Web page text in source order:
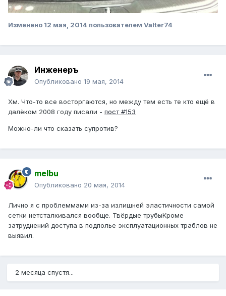
Изменено 12 мая, 2014 пользователем Valter74
Инженеръ
Опубликовано 19 мая, 2014
Хм. Что-то все восторгаются, но между тем есть те кто ещё в
далёком 2008 году писали - пост #153
Можно-ли что сказать супротив?
melbu
Опубликовано 20 мая, 2014
Лично я с проблеммами из-за излишней эластичности самой
сетки нетсталкивался вообще. Твёрдые трубыКроме
затруднений доступа в подполье эксплуатационных траблов не
выявил.
2 месяца спустя...